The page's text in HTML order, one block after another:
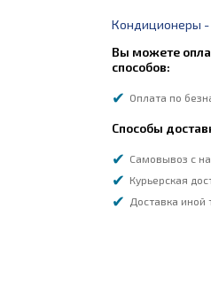
Кондиционеры -
Вы можете
способов:
Оплата по
Способы
Самовывоз с
Курьерская
Доставка иной